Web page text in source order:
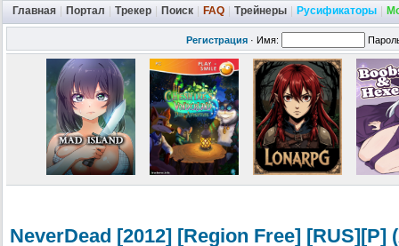
Главная Портал Трекер Поиск FAQ Трейнеры Русификаторы
Регистрация · Имя:
NeverDead [2012] [Region Free] [RUS][P]